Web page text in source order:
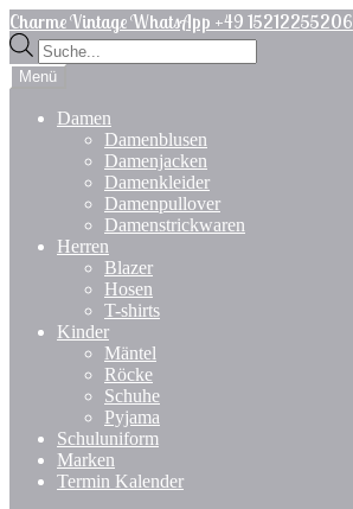
Zur
Navigation
springen
Zum
Inhalt
springen
Charme Vintage WhatsApp +49 15212255206
Products
search
Menü
Damen
Damenblusen
Damenjacken
Damenkleider
Damenpullover
Damenstrickwaren
Herren
Blazer
Hosen
T-shirts
Kinder
Mäntel
Röcke
Schuhe
Pyjama
Schuluniform
Marken
Termin Kalender